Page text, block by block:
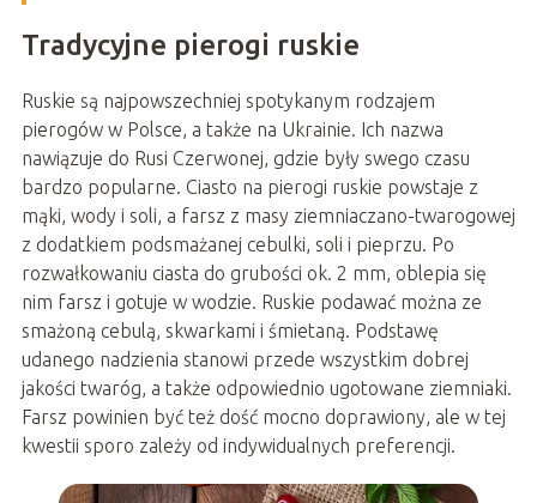
Tradycyjne pierogi ruskie
Ruskie są najpowszechniej spotykanym rodzajem
pierogów w Polsce, a także na Ukrainie. Ich nazwa
nawiązuje do Rusi Czerwonej, gdzie były swego czasu
bardzo popularne. Ciasto na pierogi ruskie powstaje z
mąki, wody i soli, a farsz z masy ziemniaczano-twarogowej
z dodatkiem podsmażanej cebulki, soli i pieprzu. Po
rozwałkowaniu ciasta do grubości ok. 2 mm, oblepia się
nim farsz i gotuje w wodzie. Ruskie podawać można ze
smażoną cebulą, skwarkami i śmietaną. Podstawę
udanego nadzienia stanowi przede wszystkim dobrej
jakości twaróg, a także odpowiednio ugotowane ziemniaki.
Farsz powinien być też dość mocno doprawiony, ale w tej
kwestii sporo zależy od indywidualnych preferencji.